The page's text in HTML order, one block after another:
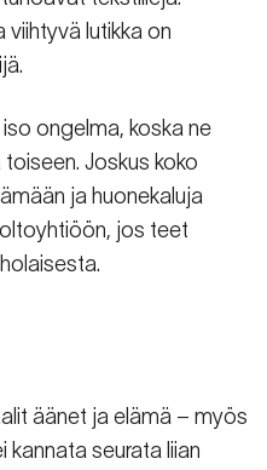
viihtyvä lutikka on
ongelma, koska ne
Joskus koko
ja huonekaluja
jos teet
äänet ja elämä – myös
kannata seurata liian